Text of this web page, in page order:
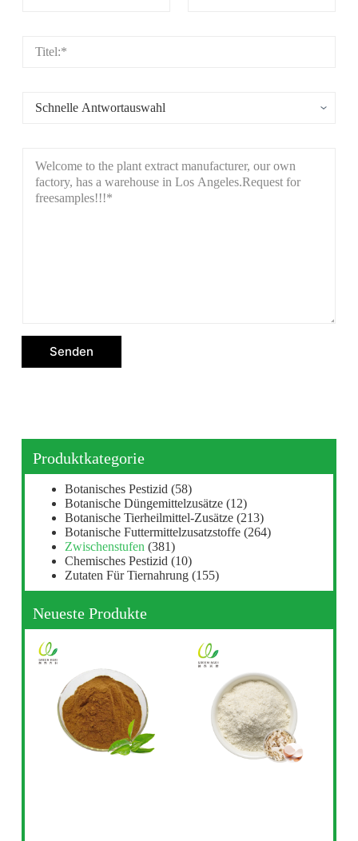
Senden
Produktkategorie
Botanisches Pestizid (58)
Botanische Düngemittelzusätze (12)
Botanische Tierheilmittel-Zusätze (213)
Botanische Futtermittelzusatzstoffe (264)
Zwischenstufen (381)
Chemisches Pestizid (10)
Zutaten Für Tiernahrung (155)
Neueste Produkte